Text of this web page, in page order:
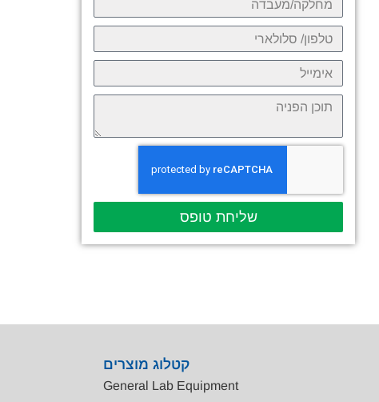
שליחת טופס
קטלוג מוצרים
General Lab Equipment